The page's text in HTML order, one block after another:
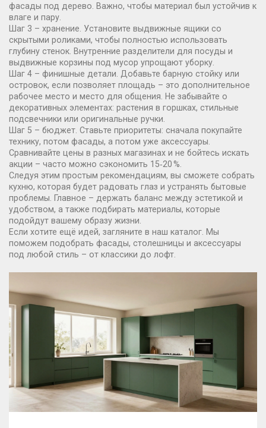
фасады под дерево. Важно, чтобы материал был устойчив к
влаге и пару.
Шаг 3 – хранение. Установите выдвижные ящики со
скрытыми роликами, чтобы полностью использовать
глубину стенок. Внутренние разделители для посуды и
выдвижные корзины под мусор упрощают уборку.
Шаг 4 – финишные детали. Добавьте барную стойку или
островок, если позволяет площадь – это дополнительное
рабочее место и место для общения. Не забывайте о
декоративных элементах: растения в горшках, стильные
подсвечники или оригинальные ручки.
Шаг 5 – бюджет. Ставьте приоритеты: сначала покупайте
технику, потом фасады, а потом уже аксессуары.
Сравнивайте цены в разных магазинах и не бойтесь искать
акции – часто можно сэкономить 15‑20 %.
Следуя этим простым рекомендациям, вы сможете собрать
кухню, которая будет радовать глаз и устранять бытовые
проблемы. Главное – держать баланс между эстетикой и
удобством, а также подбирать материалы, которые
подойдут вашему образу жизни.
Если хотите ещё идей, загляните в наш каталог. Мы
поможем подобрать фасады, столешницы и аксессуары
под любой стиль – от классики до лофт.